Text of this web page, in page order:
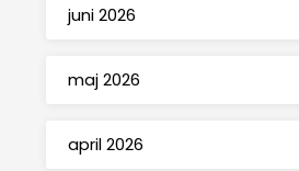
juni 2026
maj 2026
april 2026